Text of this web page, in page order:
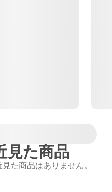
見た商品
た商品はありません。